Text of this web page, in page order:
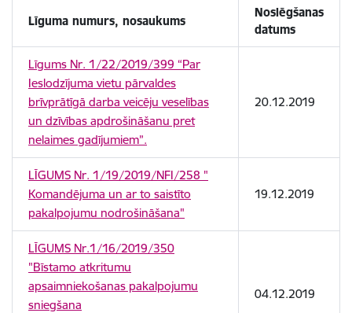
Līguma numurs, nosaukums
Noslēgšanas
datums
Līgums Nr. 1/22/2019/399 “Par
Ieslodzījuma vietu pārvaldes
brīvprātīgā darba veicēju veselības
un dzīvības apdrošināšanu pret
nelaimes gadījumiem”.
20.12.2019
LĪGUMS Nr. 1/19/2019/NFI/258 "
Komandējuma un ar to saistīto
pakalpojumu nodrošināšana"
19.12.2019
LĪGUMS Nr.1/16/2019/350
"Bīstamo atkritumu
apsaimniekošanas pakalpojumu
sniegšana
04.12.2019